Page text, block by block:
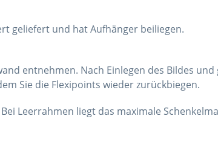
geliefert und hat Aufhänger beiliegen.
entnehmen. Nach Einlegen des Bildes und
Sie die Flexipoints wieder zurückbiegen.
Leerrahmen liegt das maximale